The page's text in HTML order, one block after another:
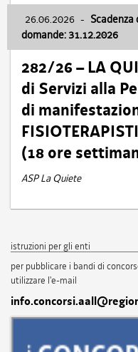
26.06.2026 -
domande: 31.12.2026
282/26 – LA
di Servizi alla
di
(18 ore
ASP La Quiete
istruzioni per gli enti
per pubblicare i bandi di
utilizzare l'e-mail